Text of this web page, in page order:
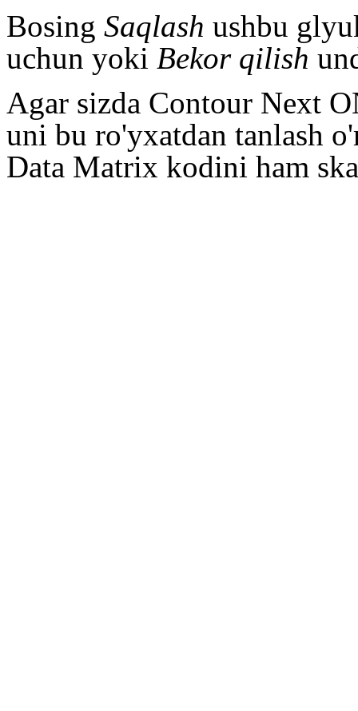
Bosing Saqlash ushbu
uchun yoki Bekor qilish
Agar sizda Contour Next
uni bu ro'yxatdan tanlash
Data Matrix kodini ham